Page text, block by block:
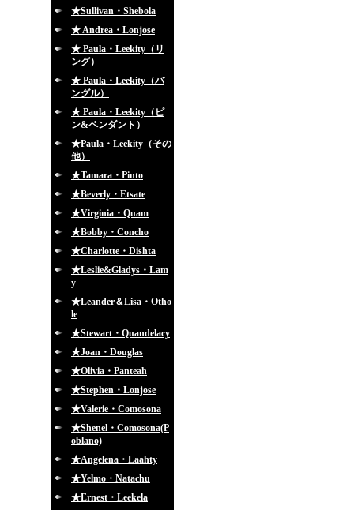
★Sullivan・Shebola
★ Andrea・Lonjose
★ Paula・Leekity（リ
ング）
★ Paula・Leekity（バ
ングル）
★ Paula・Leekity（ピ
ン&ペンダント）
★Paula・Leekity（その
他）
★Tamara・Pinto
★Beverly・Etsate
★Virginia・Quam
★Bobby・Concho
★Charlotte・Dishta
★Leslie&Gladys・Lam
y
★Leander＆Lisa・Otho
le
★Stewart・Quandelacy
★Joan・Douglas
★Olivia・Panteah
★Stephen・Lonjose
★Valerie・Comosona
★Shenel・Comosona(P
oblano)
★Angelena・Laahty
★Yelmo・Natachu
★Ernest・Leekela